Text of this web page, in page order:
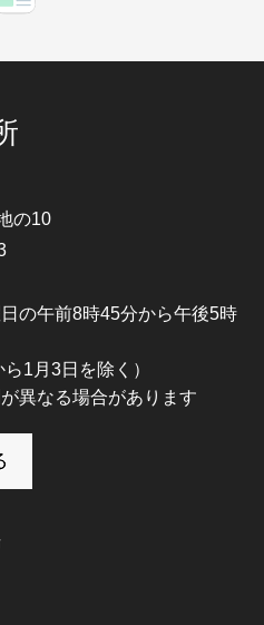
の10
の午前8時45分から午後5時
1月3日を除く）
異なる場合があります